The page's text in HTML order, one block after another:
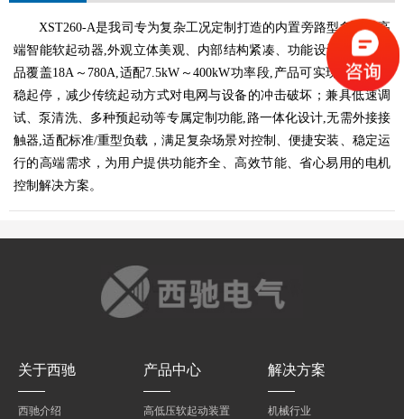
XST260-A是我司专为复杂工况定制打造的内置旁路型多功能高
端智能软起动器,外观立体美观、内部结构紧凑、功能设计多元。产
品覆盖18A～780A,适配7.5kW ～400kW功率段,产品可实现无阶跃平
稳起停，减少传统起动方式对电网与设备的冲击破坏；兼具低速调
试、泵清洗、多种预起动等专属定制功能,路一体化设计,无需外接接
触器,适配标准/重型负载，满足复杂场景对控制、便捷安装、稳定运
行的高端需求，为用户提供功能齐全、高效节能、省心易用的电机
控制解决方案。
关于西驰
西驰介绍
产品中心
高低压软起动装置
解决方案
机械行业